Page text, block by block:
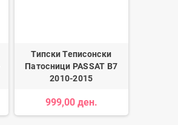
Типски Теписонски
Патосници PASSAT B7
2010-2015
999,00 ден.